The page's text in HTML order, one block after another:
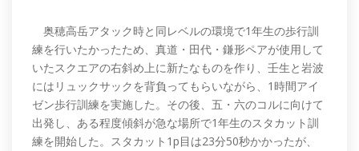
奥穂高岳アタック時と同レベルの環境で1年生の歩行訓
練を行いたかったため、真道・田代・鎌形ペアが使用して
いたスクエアの右斜め上に新たなものを作り、壬生と岩波
にはリュックサックを背負ってもらいながら、1時間アイ
ゼン歩行訓練を実施した。その後、五・六のコルに向けて
出発し、ある程度傾斜が急な場所で1年生のスタカット訓
練を開始した。スタカット1p目は23分50秒かかったが、